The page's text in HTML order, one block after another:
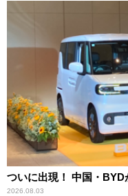
ついに出現！ 中国・
2026.08.03